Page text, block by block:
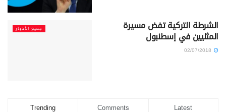
جميع الأخبار الشرطة التركية تفض مسيرة
المثليين في إسطنبول
Trending Comments Latest